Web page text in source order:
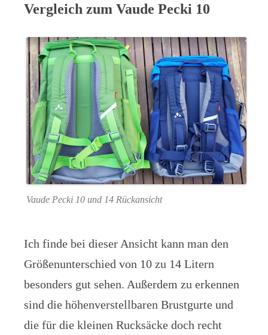
Vergleich zum Vaude Pecki 10
Vaude Pecki 10 und 14 Rückansicht
Ich finde bei dieser Ansicht kann man den
Größenunterschied von 10 zu 14 Litern
besonders gut sehen. Außerdem zu erkennen
sind die höhenverstellbaren Brustgurte und
die für die kleinen Rucksäcke doch recht